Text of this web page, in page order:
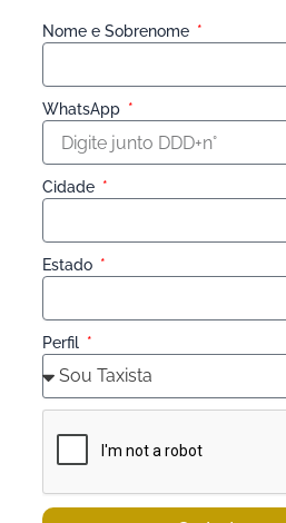
Nome e Sobrenome
WhatsApp
Cidade
Estado
Perfil